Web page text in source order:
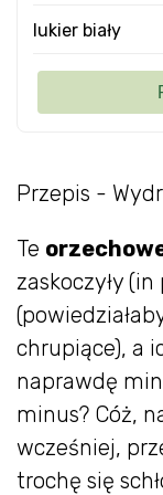
Przepis -
Te
zaskoczyły
chrupiące), a
naprawdę
minus? Cóż,
wcześniej,
trochę się
lukier biały